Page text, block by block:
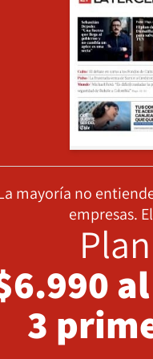
mayoría no
empresas.
3